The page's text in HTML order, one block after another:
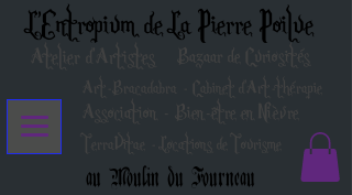
L'Entropium de La Pierre Poilue
Atelier d'Artistes Bazaar de Curiosités
au Moulin du Fourneau
Art-Bracadabra - Cabinet d'Art-thérapie
TerraVitae - Locations de Tourisme
Association - Bien-être en Nièvre